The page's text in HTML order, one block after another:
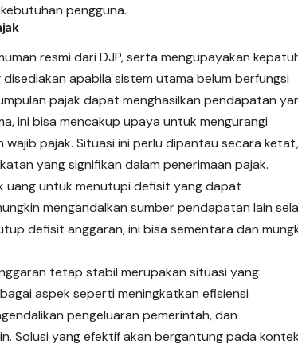
pengguna.
resmi dari DJP, serta mengupayakan
apabila sistem utama belum berfungsi
pajak dapat menghasilkan pendapatan
ini bisa mencakup upaya untuk mengurangi
pajak. Situasi ini perlu dipantau secara ketat,
yang signifikan dalam penerimaan pajak.
uang untuk menutupi defisit yang dapat
mengandalkan sumber pendapatan lain
defisit anggaran, ini bisa sementara dan
tetap stabil merupakan situasi yang
aspek seperti meningkatkan efisiensi
pengeluaran pemerintah, dan
Solusi yang efektif akan bergantung pada